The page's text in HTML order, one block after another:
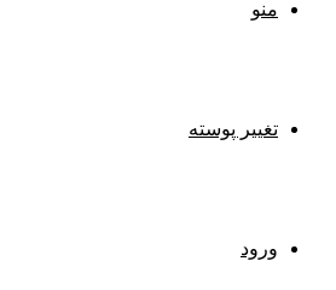
منو
تغییر پوسته
ورود